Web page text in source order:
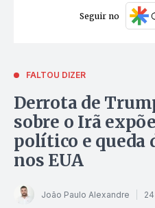
Seguir no
FALTOU DIZER
Derrota de
sobre o Irã
político e queda
nos EUA
João Paulo Alexandre